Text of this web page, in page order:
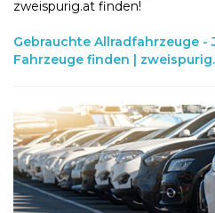
zweispurig.at finden!
Gebrauchte Allradfahrzeuge -
Fahrzeuge finden |